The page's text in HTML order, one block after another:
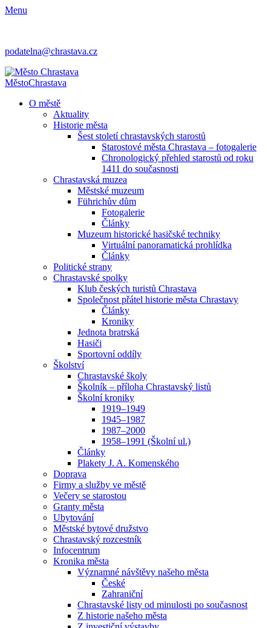
Menu
podatelna@chrastava.cz
MěstoChrastava
O městě
Aktuality
Historie města
Šest století chrastavských starostů
Starostové města Chrastava – fotogalerie
Chronologický přehled starostů od roku
1411 do současnosti
Chrastavská muzea
Městské muzeum
Führichův dům
Fotogalerie
Články
Muzeum historické hasičské techniky
Virtuální panoramatická prohlídka
Články
Politické strany
Chrastavské spolky
Klub českých turistů Chrastava
Společnost přátel historie města Chrastavy
Články
Kroniky
Jednota bratrská
Hasiči
Sportovní oddíly
Školství
Chrastavské školy
Školník – příloha Chrastavský listů
Školní kroniky
1919–1949
1945–1987
1987–2000
1958–1991 (Školní ul.)
Články
Plakety J. A. Komenského
Doprava
Firmy a služby ve městě
Večery se starostou
Granty města
Ubytování
Městské bytové družstvo
Chrastavský rozcestník
Infocentrum
Kronika města
Významné návštěvy našeho města
České
Zahraniční
Chrastavské listy od minulosti po současnost
Z historie našeho města